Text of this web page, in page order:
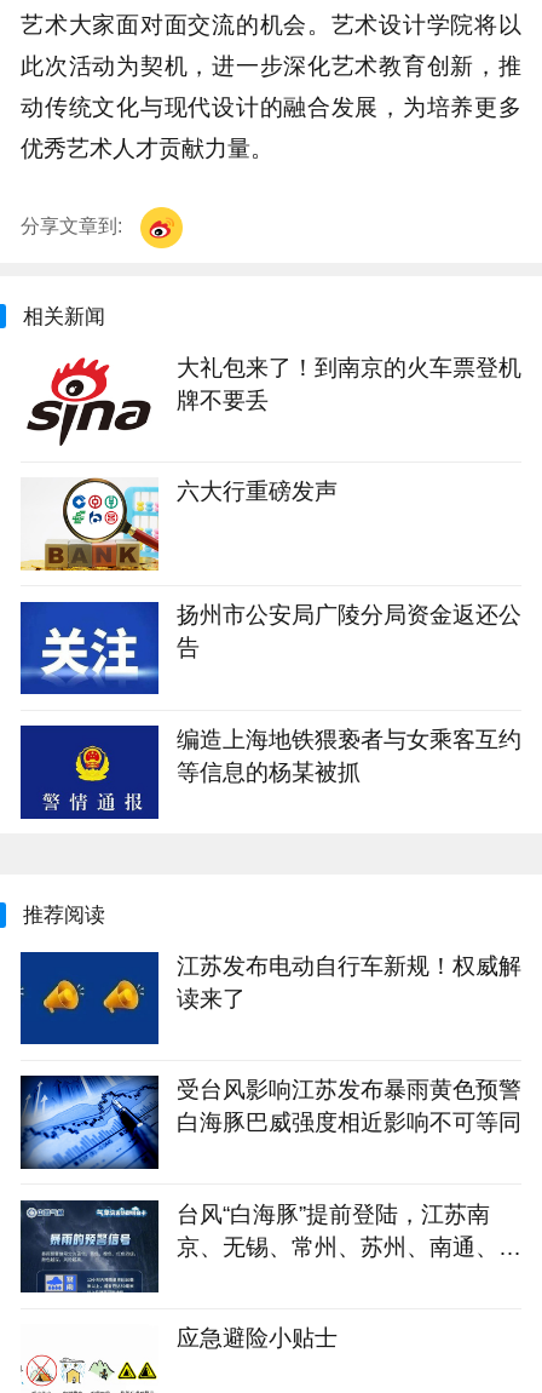
艺术大家面对面交流的机会。艺术设计学院将以
此次活动为契机，进一步深化艺术教育创新，推
动传统文化与现代设计的融合发展，为培养更多
优秀艺术人才贡献力量。
分享文章到:
相关新闻
大礼包来了！到南京的火车票登机
牌不要丢
六大行重磅发声
扬州市公安局广陵分局资金返还公
告
编造上海地铁猥亵者与女乘客互约
等信息的杨某被抓
推荐阅读
江苏发布电动自行车新规！权威解
读来了
受台风影响江苏发布暴雨黄色预警
白海豚巴威强度相近影响不可等同
台风“白海豚”提前登陆，江苏南
京、无锡、常州、苏州、南通、镇
应急避险小贴士